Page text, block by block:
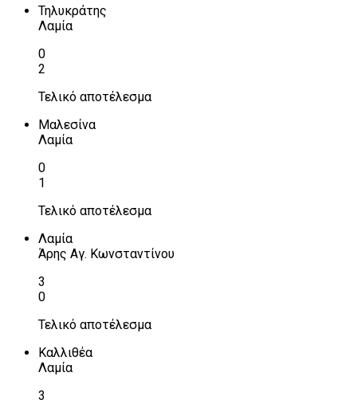
Τηλυκράτης
Λαμία
0
2
Τελικό αποτέλεσμα
Μαλεσίνα
Λαμία
0
1
Τελικό αποτέλεσμα
Λαμία
Άρης Αγ. Κωνσταντίνου
3
0
Τελικό αποτέλεσμα
Καλλιθέα
Λαμία
3